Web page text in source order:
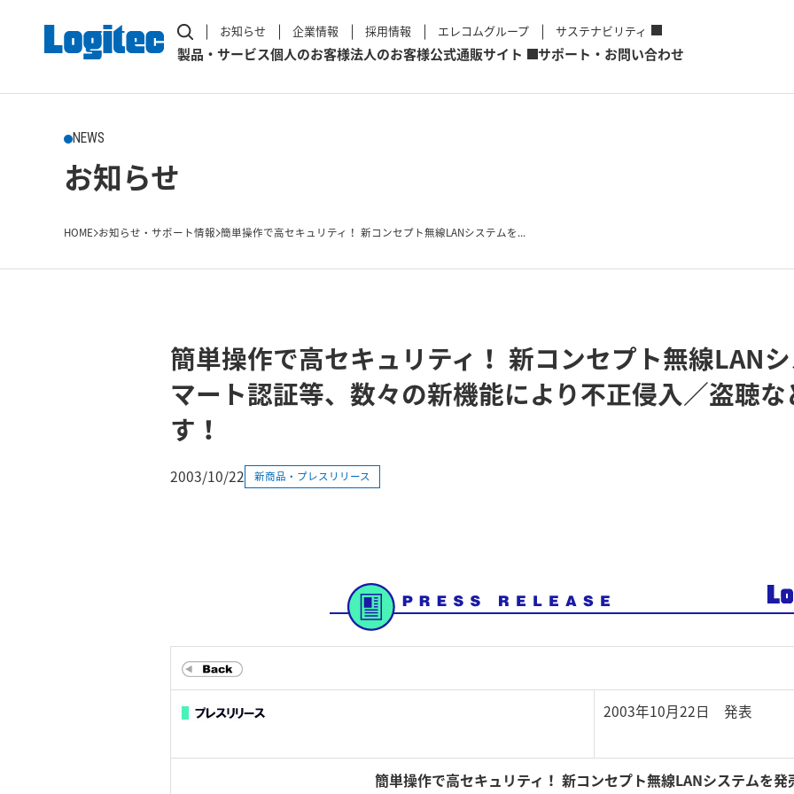
お知らせ 企業情報 採用情報 エレコムグループ サステナビリティ
製品・サービス個人のお客様法人のお客様公式通販サイト サポート・お問い合わせ
NEWS
お知らせ
HOME お知らせ・サポート情報 簡単操作で高セキュリティ！ 新コンセプト無線LANシステムを...
簡単操作で高セキュリティ！ 新コンセプト無線LAN
マート認証等、数々の新機能により不正侵入／盗聴
す！
2003/10/22 新商品・プレスリリース
2003年10月22日 発表
簡単操作で高セキュリティ！ 新コンセプト無線LANシステムを発